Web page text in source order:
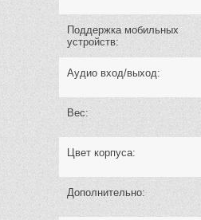
Поддержка мобильных
устройств:
Аудио вход/выход:
Вес:
Цвет корпуса:
Дополнительно: